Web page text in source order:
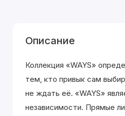
Описание
Коллекция «WAYS»
тем, кто привык сам
не ждать её. «WAYS»
независимости. Прямые